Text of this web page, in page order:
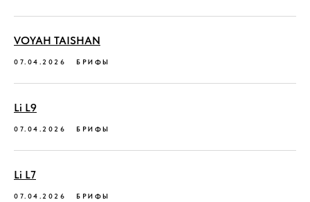
VOYAH TAISHAN
07.04.2026 БРИФЫ
Li L9
07.04.2026 БРИФЫ
Li L7
07.04.2026 БРИФЫ